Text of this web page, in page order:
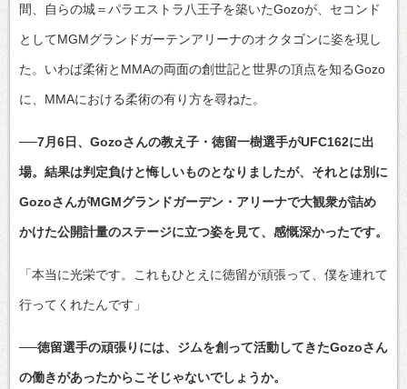
間、自らの城＝パラエストラ八王子を築いたGozoが、セコンド
としてMGMグランドガーテンアリーナのオクタゴンに姿を現し
た。いわば柔術とMMAの両面の創世記と世界の頂点を知るGozo
に、MMAにおける柔術の有り方を尋ねた。
──7月6日、Gozoさんの教え子・徳留一樹選手がUFC162に出
場。結果は判定負けと悔しいものとなりましたが、それとは別に
GozoさんがMGMグランドガーデン・アリーナで大観衆が詰め
かけた公開計量のステージに立つ姿を見て、感慨深かったです。
「本当に光栄です。これもひとえに徳留が頑張って、僕を連れて
行ってくれたんです」
──徳留選手の頑張りには、ジムを創って活動してきたGozoさん
の働きがあったからこそじゃないでしょうか。